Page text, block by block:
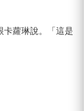
卡蘿琳說。「這是